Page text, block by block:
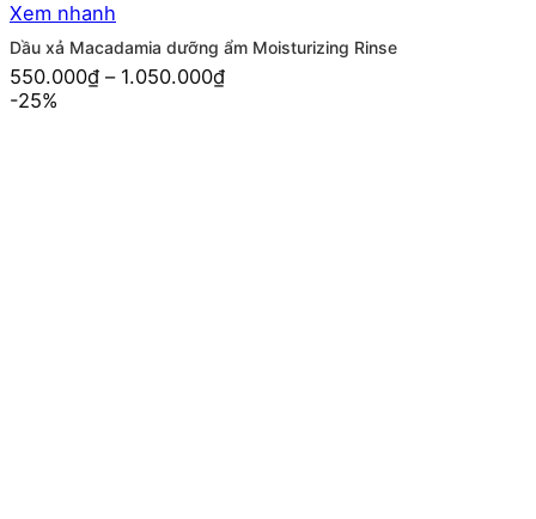
Xem nhanh
Dầu xả Macadamia dưỡng ẩm Moisturizing Rinse
550.000₫ – 1.050.000₫
-25%